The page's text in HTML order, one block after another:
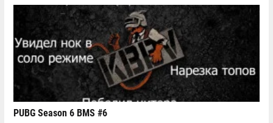
PUBG Season 6 BMS #6